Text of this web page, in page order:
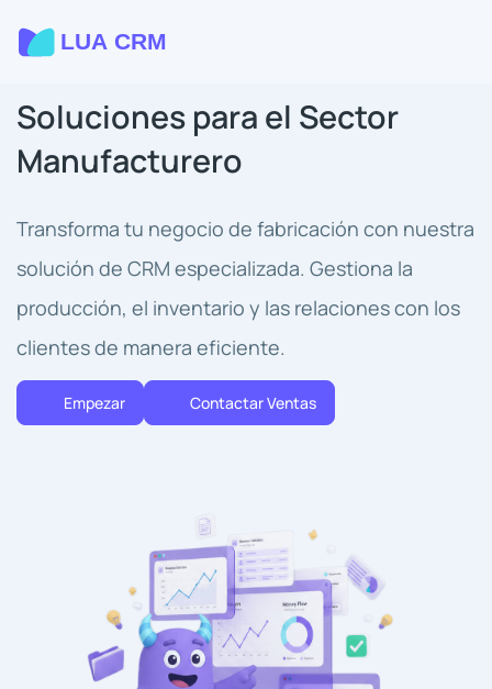
Soluciones para el Sector
Manufacturero
Transforma tu negocio de fabricación con nuestra
solución de CRM especializada. Gestiona la
producción, el inventario y las relaciones con los
clientes de manera eficiente.
Empezar Contactar Ventas